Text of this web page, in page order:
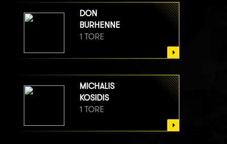
DON
BURHENNE
1 TORE
MICHALIS
KOSIDIS
1 TORE